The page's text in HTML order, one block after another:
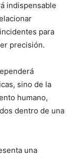
indispensable
para
precisión.
sino de la
humano,
dentro de una
una